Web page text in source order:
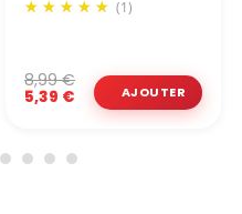
(1)
5,39 €
8,99 €